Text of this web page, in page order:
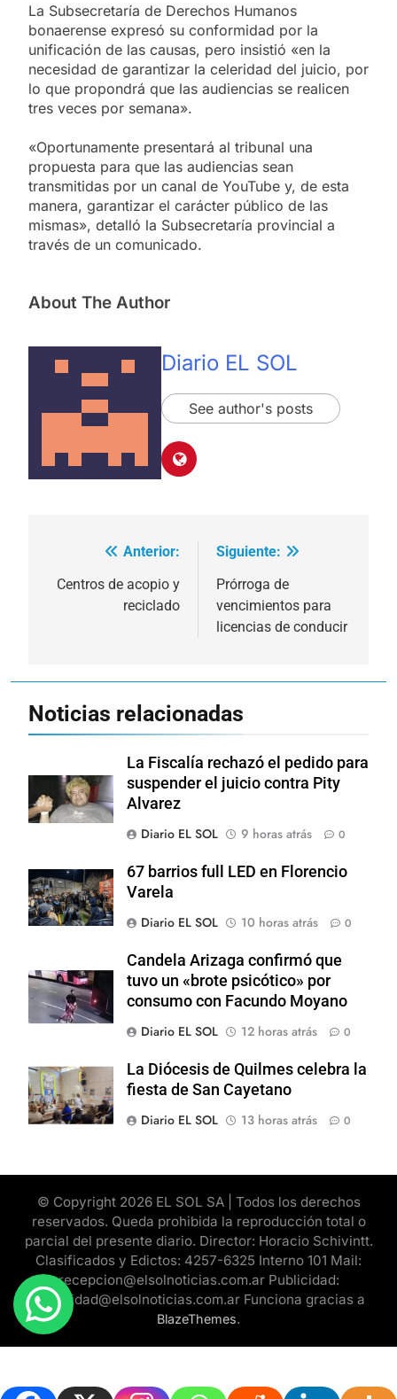
La Subsecretaría de Derechos Humanos
bonaerense expresó su conformidad por la
unificación de las causas, pero insistió «en la
necesidad de garantizar la celeridad del juicio, por
lo que propondrá que las audiencias se realicen
tres veces por semana».
«Oportunamente presentará al tribunal una
propuesta para que las audiencias sean
transmitidas por un canal de YouTube y, de esta
manera, garantizar el carácter público de las
mismas», detalló la Subsecretaría provincial a
través de un comunicado.
About The Author
Diario EL SOL
See author's posts
Navegación
de
Anterior:
Centros de acopio y
reciclado
Siguiente:
Prórroga de
vencimientos para
licencias de conducir
Noticias relacionadas
La Fiscalía rechazó el pedido para
suspender el juicio contra Pity
Alvarez
Diario EL SOL
9 horas atrás 0
67 barrios full LED en Florencio
Varela
Diario EL SOL
10 horas atrás 0
Candela Arizaga confirmó que
tuvo un «brote psicótico» por
consumo con Facundo Moyano
Diario EL SOL
12 horas atrás 0
La Diócesis de Quilmes celebra la
fiesta de San Cayetano
Diario EL SOL
13 horas atrás 0
© Copyright 2026 EL SOL SA | Todos los derechos
reservados. Queda prohibida la reproducción total o
parcial del presente diario. Director: Horacio Schivintt.
Clasificados y Edictos: 4257-6325 Interno 101 Mail:
recepcion@elsolnoticias.com.ar Publicidad:
publicidad@elsolnoticias.com.ar Funciona gracias a
BlazeThemes.